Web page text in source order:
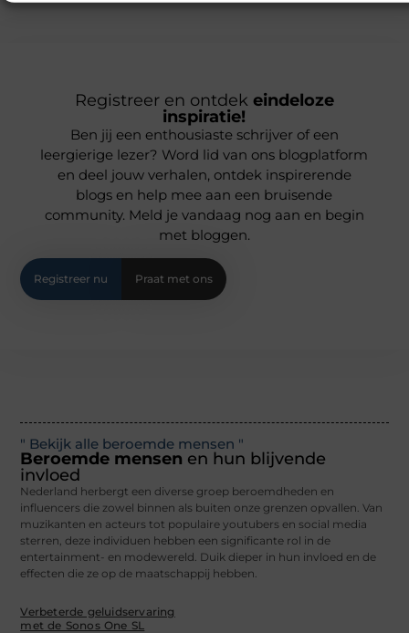
Registreer en ontdek eindeloze
inspiratie!
Ben jij een enthousiaste schrijver of een
leergierige lezer? Word lid van ons blogplatform
en deel jouw verhalen, ontdek inspirerende
blogs en help mee aan een bruisende
community. Meld je vandaag nog aan en begin
met bloggen.
Registreer nu Praat met ons
" Bekijk alle beroemde mensen "
Beroemde mensen en hun blijvende
invloed
Nederland herbergt een diverse groep beroemdheden en
influencers die zowel binnen als buiten onze grenzen opvallen. Van
muzikanten en acteurs tot populaire youtubers en social media
sterren, deze individuen hebben een significante rol in de
entertainment- en modewereld. Duik dieper in hun invloed en de
effecten die ze op de maatschappij hebben.
Verbeterde geluidservaring
met de Sonos One SL